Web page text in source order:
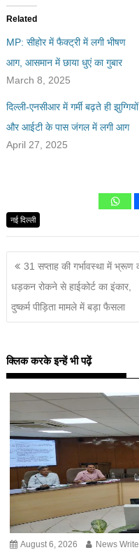
Related
MP: सीहोर में फैक्ट्री में लगी भीषण
आग, आसमान में छाया धुएं का गुबार
March 8, 2025
दिल्ली-एनसीआर में गर्मी बढ़ते ही झुग्गियों
और आईटी के पास जंगल में लगी आग
April 27, 2025
नई दिल्ली
31 सप्ताह की गर्भावस्था में भ्रूण
धड़कन रोकने से हाईकोर्ट का इंकार,
दुष्कर्म पीड़िता मामले में बड़ा फैसला
क्लिक करके इन्हें भी पढ़ें
August 6, 2026 News